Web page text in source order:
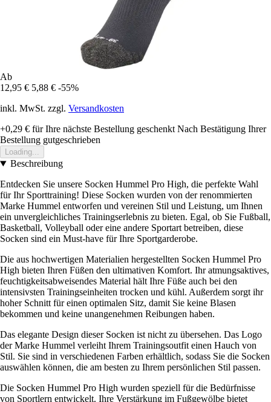
Ab
12,95 € 5,88 € -55%
inkl. MwSt. zzgl. Versandkosten
+0,29 € für Ihre nächste Bestellung geschenkt Nach Bestätigung Ihrer
Bestellung gutgeschrieben
Loading...
Beschreibung
Entdecken Sie unsere Socken Hummel Pro High, die perfekte Wahl
für Ihr Sporttraining! Diese Socken wurden von der renommierten
Marke Hummel entworfen und vereinen Stil und Leistung, um Ihnen
ein unvergleichliches Trainingserlebnis zu bieten. Egal, ob Sie Fußball,
Basketball, Volleyball oder eine andere Sportart betreiben, diese
Socken sind ein Must-have für Ihre Sportgarderobe.
Die aus hochwertigen Materialien hergestellten Socken Hummel Pro
High bieten Ihren Füßen den ultimativen Komfort. Ihr atmungsaktives,
feuchtigkeitsabweisendes Material hält Ihre Füße auch bei den
intensivsten Trainingseinheiten trocken und kühl. Außerdem sorgt ihr
hoher Schnitt für einen optimalen Sitz, damit Sie keine Blasen
bekommen und keine unangenehmen Reibungen haben.
Das elegante Design dieser Socken ist nicht zu übersehen. Das Logo
der Marke Hummel verleiht Ihrem Trainingsoutfit einen Hauch von
Stil. Sie sind in verschiedenen Farben erhältlich, sodass Sie die Socken
auswählen können, die am besten zu Ihrem persönlichen Stil passen.
Die Socken Hummel Pro High wurden speziell für die Bedürfnisse
von Sportlern entwickelt. Ihre Verstärkung im Fußgewölbe bietet